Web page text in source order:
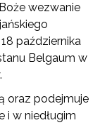
wezwanie
października
Belgaum w
oraz podejmuje
i w niedługim